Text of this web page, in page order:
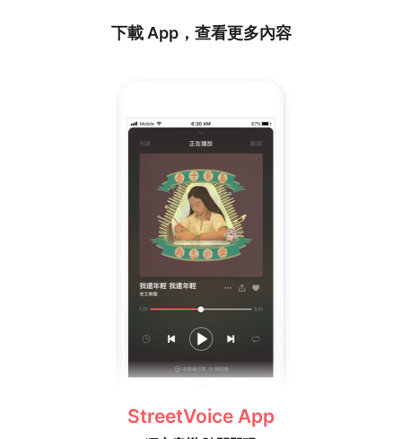
下載 App，查看更多內容
StreetVoice App